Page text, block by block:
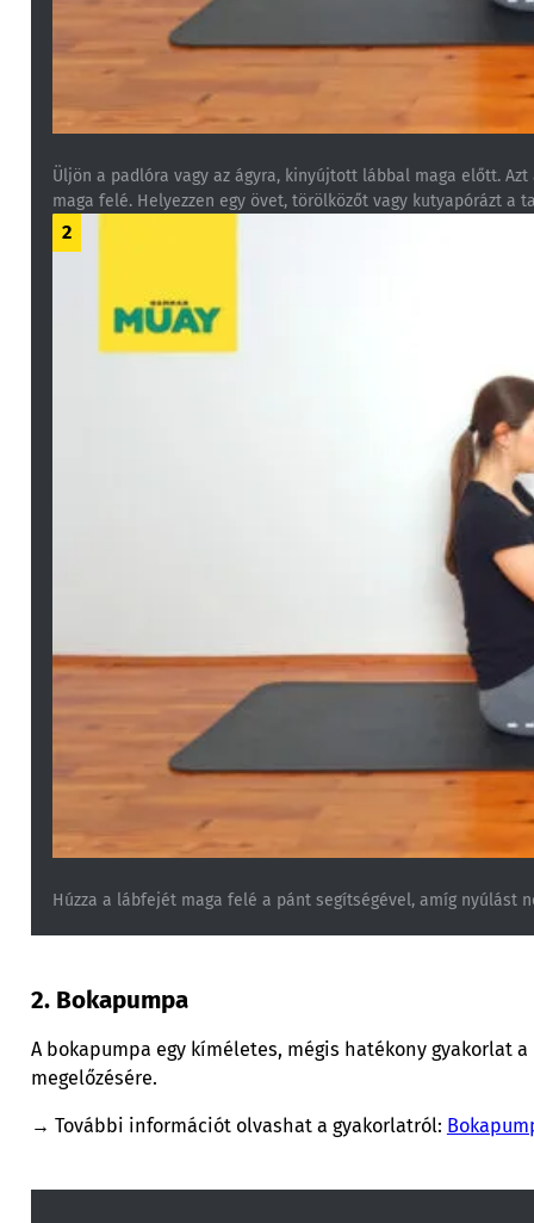
Üljön a padlóra vagy az ágyra, kinyújtott lábbal maga előtt.
maga felé. Helyezzen egy övet, törölközőt vagy kutyapórázt a
2
Húzza a lábfejét maga felé a pánt segítségével, amíg nyúlást
2. Bokapumpa
A bokapumpa egy kíméletes, mégis hatékony gyakorlat
megelőzésére.
→ További információt olvashat a gyakorlatról: